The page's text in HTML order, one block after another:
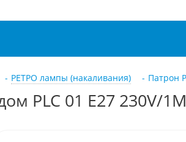
- РЕТРО лампы (накаливания) - Патрон
PLC 01 E27 230V/